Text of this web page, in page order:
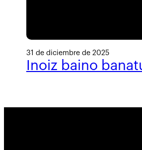
31 de diciembre de 2025
Inoiz baino